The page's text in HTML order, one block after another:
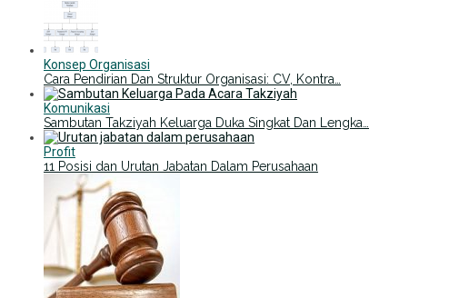
Konsep Organisasi
Cara Pendirian Dan Struktur Organisasi: CV, Kontra…
Komunikasi
Sambutan Takziyah Keluarga Duka Singkat Dan Lengka…
Profit
11 Posisi dan Urutan Jabatan Dalam Perusahaan